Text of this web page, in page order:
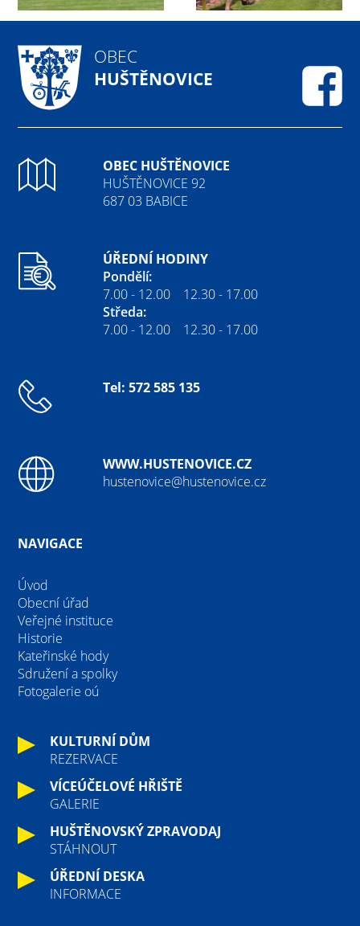
OBEC
HUŠTĚNOVICE
OBEC HUŠTĚNOVICE
HUŠTĚNOVICE 92
687 03 BABICE
ÚŘEDNÍ HODINY
Pondělí:
7.00 - 12.00 12.30 - 17.00
Středa:
7.00 - 12.00 12.30 - 17.00
Tel: 572 585 135
WWW.HUSTENOVICE.CZ
hustenovice@hustenovice.cz
NAVIGACE
Úvod
Obecní úřad
Veřejné instituce
Historie
Kateřinské hody
Sdružení a spolky
Fotogalerie oú
KULTURNÍ DŮM
REZERVACE
VÍCEÚČELOVÉ HŘIŠTĚ
GALERIE
HUŠTĚNOVSKÝ ZPRAVODAJ
STÁHNOUT
ÚŘEDNÍ DESKA
INFORMACE